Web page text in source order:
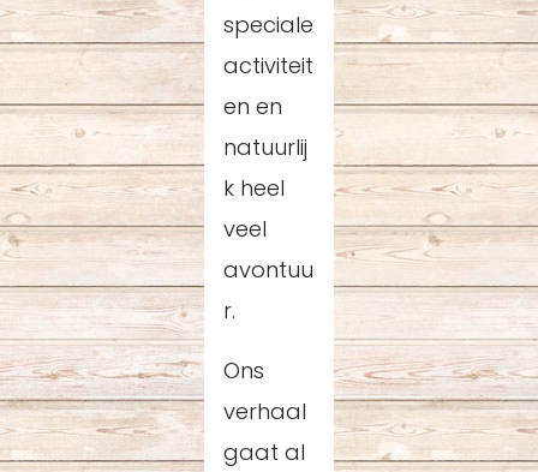
speciale
activiteit
en en
natuurlij
k heel
veel
avontuu
r.
Ons
verhaal
gaat al